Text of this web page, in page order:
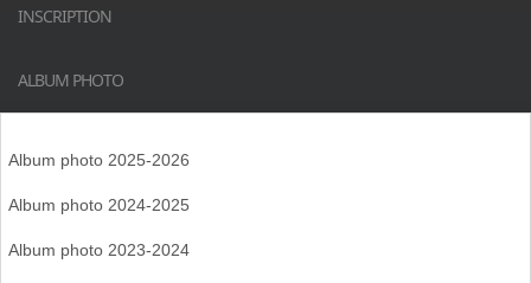
INSCRIPTION
ALBUM PHOTO
Album photo 2025-2026
Album photo 2024-2025
Album photo 2023-2024